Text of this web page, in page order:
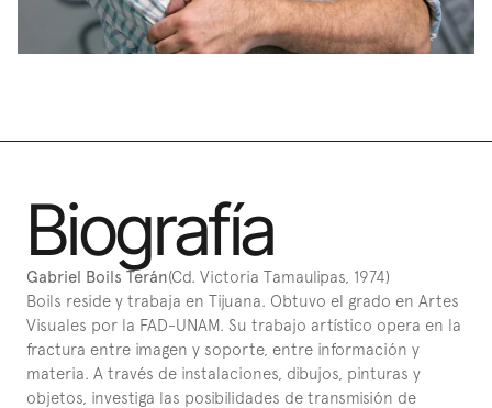
Biografía
Gabriel Boils Terán(Cd. Victoria Tamaulipas, 1974)
Boils reside y trabaja en Tijuana. Obtuvo el grado en Artes
Visuales por la FAD-UNAM. Su trabajo artístico opera en la
fractura entre imagen y soporte, entre información y
materia. A través de instalaciones, dibujos, pinturas y
objetos, investiga las posibilidades de transmisión de